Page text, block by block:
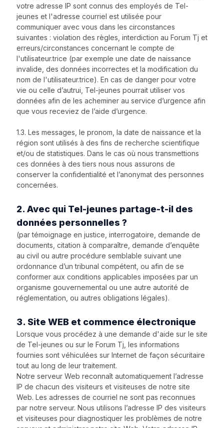
votre adresse IP sont connus des employés de Tel-
jeunes et l'adresse courriel est utilisée pour
communiquer avec vous dans les circonstances
suivantes : violation des règles, interdiction au Forum Tj et
erreurs/circonstances concernant le compte de
l'utilisateur.trice (par exemple une date de naissance
invalide, des données incorrectes et la modification du
nom de l'utilisateur.trice). En cas de danger pour votre
vie ou celle d’autrui, Tel-jeunes pourrait utiliser vos
données afin de les acheminer au service d’urgence afin
que vous receviez de l’aide d’urgence.
1.3. Les messages, le pronom, la date de naissance et la
région sont utilisés à des fins de recherche scientifique
et/ou de statistiques. Dans le cas où nous transmettions
ces données à des tiers nous nous assurons de
conserver la confidentialité et l’anonymat des personnes
concernées.
2. Avec qui Tel-jeunes partage-t-il des
données personnelles ?
(par témoignage en justice, interrogatoire, demande de
documents, citation à comparaître, demande d’enquête
au civil ou autre procédure semblable suivant une
ordonnance d’un tribunal compétent, ou afin de se
conformer aux conditions applicables imposées par un
organisme gouvernemental ou une autre autorité de
réglementation, ou autres obligations légales).
3. Site WEB et commence électronique
Lorsque vous procédez à une demande d'aide sur le site
de Tel-jeunes ou sur le Forum Tj, les informations
fournies sont véhiculées sur Internet de façon sécuritaire
tout au long de leur traitement.
Notre serveur Web reconnaît automatiquement l’adresse
IP de chacun des visiteurs et visiteuses de notre site
Web. Les adresses de courriel ne sont pas reconnues
par notre serveur. Nous utilisons l’adresse IP des visiteurs
et visiteuses pour diagnostiquer les problèmes de notre